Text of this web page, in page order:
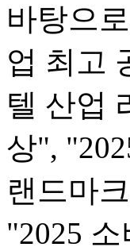
바탕으
업 최고
텔 산업
상",
랜드마
"2025